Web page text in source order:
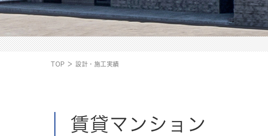
TOP ＞ 設計・施工実績
賃貸マンション